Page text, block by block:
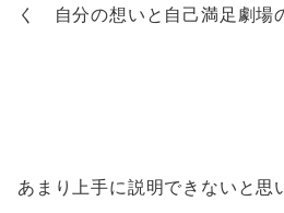
く 自分の想いと自己満足劇場
あまり上手に説明できないと思